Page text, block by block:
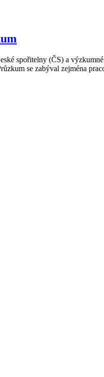
spořitelny (ČS) a
se zabýval zejména